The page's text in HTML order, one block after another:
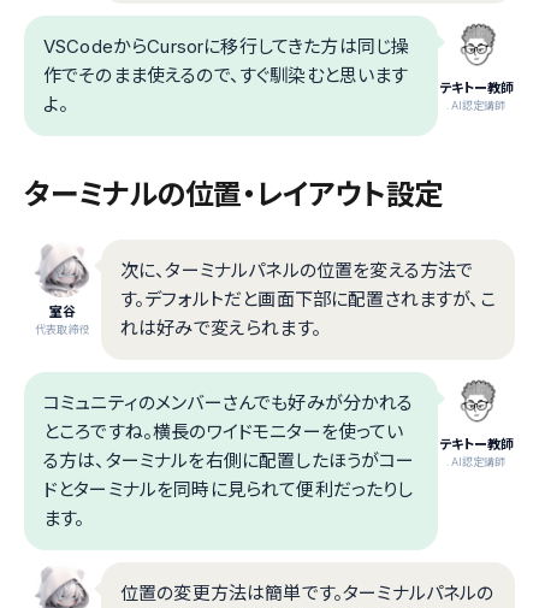
テキトー教師
.AI認定講師
VSCodeからCursorに移行してきた方は同じ操
作でそのまま使えるので、すぐ馴染むと思います
よ。
ターミナルの位置・レイアウト設定
室谷
代表取締役
次に、ターミナルパネルの位置を変える方法で
す。デフォルトだと画面下部に配置されますが、こ
れは好みで変えられます。
テキトー教師
.AI認定講師
コミュニティのメンバーさんでも好みが分かれる
ところですね。横長のワイドモニターを使ってい
る方は、ターミナルを右側に配置したほうがコー
ドとターミナルを同時に見られて便利だったりし
ます。
位置の変更方法は簡単です。ターミナルパネルの